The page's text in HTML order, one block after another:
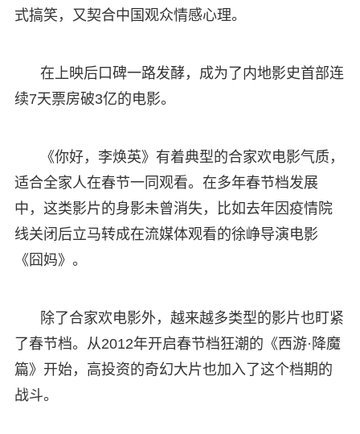
式搞笑，又契合中国观众情感心理。
在上映后口碑一路发酵，成为了内地影史首部连
续7天票房破3亿的电影。
《你好，李焕英》有着典型的合家欢电影气质，
适合全家人在春节一同观看。在多年春节档发展
中，这类影片的身影未曾消失，比如去年因疫情院
线关闭后立马转成在流媒体观看的徐峥导演电影
《囧妈》。
除了合家欢电影外，越来越多类型的影片也盯紧
了春节档。从2012年开启春节档狂潮的《西游·降魔
篇》开始，高投资的奇幻大片也加入了这个档期的
战斗。